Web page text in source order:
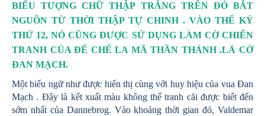
BIỂU TƯỢNG CHỮ THẬP TRẮNG TRÊN ĐỎ BẮT
NGUỒN TỪ THỜI THẬP TỰ CHINH . VÀO THẾ KỶ
THỨ 12, NÓ CŨNG ĐƯỢC SỬ DỤNG LÀM CỜ CHIẾN
TRANH CỦA ĐẾ CHẾ LA MÃ THẦN THÁNH .LÁ CỜ
ĐAN MẠCH.
Một biểu ngữ như được hiển thị cùng với huy hiệu của vua Đan
Mạch . Đây là kết xuất màu không thể tranh cãi được biết đến
sớm nhất của Dannebrog. Vào khoảng thời gian đó, Valdemar